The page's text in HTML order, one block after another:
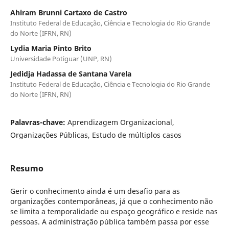
Ahiram Brunni Cartaxo de Castro
Instituto Federal de Educação, Ciência e Tecnologia do Rio Grande
do Norte (IFRN, RN)
Lydia Maria Pinto Brito
Universidade Potiguar (UNP, RN)
Jedidja Hadassa de Santana Varela
Instituto Federal de Educação, Ciência e Tecnologia do Rio Grande
do Norte (IFRN, RN)
Palavras-chave: Aprendizagem Organizacional,
Organizações Públicas, Estudo de múltiplos casos
Resumo
Gerir o conhecimento ainda é um desafio para as
organizações contemporâneas, já que o conhecimento não
se limita a temporalidade ou espaço geográfico e reside nas
pessoas. A administração pública também passa por esse